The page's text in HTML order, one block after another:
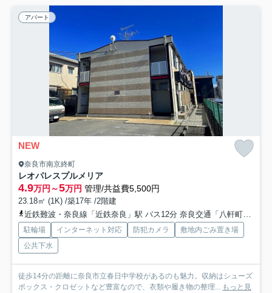
アパート
NEW
奈良市南京終町
レオパレスプルメリア
4.9万円～5万円 管理/共益費5,500円
23.18㎡ (1K) /築17年 /2階建
近鉄難波・奈良線「近鉄奈良」駅 バス12分 奈良交通「八軒町（奈良県）」 停歩11分
駐輪場 インターネット対応 防犯カメラ
敷地内ごみ置き場
公共下水
徒歩14分の距離に奈良市立春日中学校があるのも魅力。収納はシューズ
ボックス・クロゼットなど豊富なので、衣類や履き物の整理... もっと見